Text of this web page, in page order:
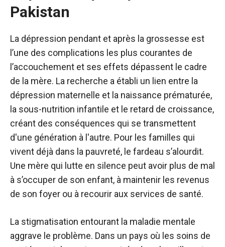
Pakistan
La dépression pendant et après la grossesse est
l’une des complications les plus courantes de
l’accouchement et ses effets dépassent le cadre
de la mère. La recherche a établi un lien entre la
dépression maternelle et la naissance prématurée,
la sous-nutrition infantile et le retard de croissance,
créant des conséquences qui se transmettent
d'une génération à l'autre. Pour les familles qui
vivent déjà dans la pauvreté, le fardeau s’alourdit.
Une mère qui lutte en silence peut avoir plus de mal
à s’occuper de son enfant, à maintenir les revenus
de son foyer ou à recourir aux services de santé.
La stigmatisation entourant la maladie mentale
aggrave le problème. Dans un pays où les soins de